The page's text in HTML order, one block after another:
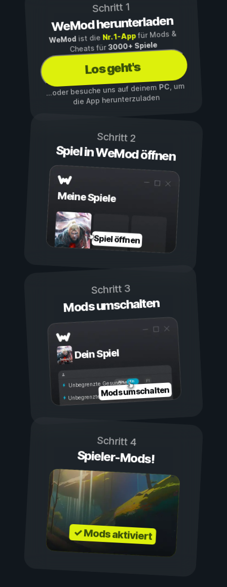
Schritt 1
WeMod herunterladen
WeMod ist die Nr. 1-Appfür Mods &
Cheats für3000+ Spiele
Los geht's
...oder besuche uns auf deinemPC, um
die App herunterzuladen
Schritt 2
Spiel in WeMod öffnen
Meine Spiele
Spiel öffnen
Schritt 3
Mods umschalten
Dein Spiel
Ein
Aus
Unbegrenzte Gesundheit
Unbegrenzte AusdauerMods umschalten
Schritt 4
Spieler-Mods!
✓ Mods aktiviert